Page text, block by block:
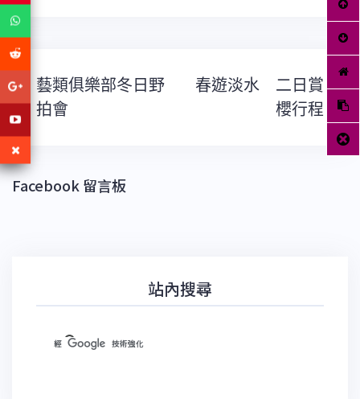
文
章
導
藝類俱樂部冬日野
拍會
春遊淡水 二日賞
櫻行程
Facebook 留言板
站內搜尋